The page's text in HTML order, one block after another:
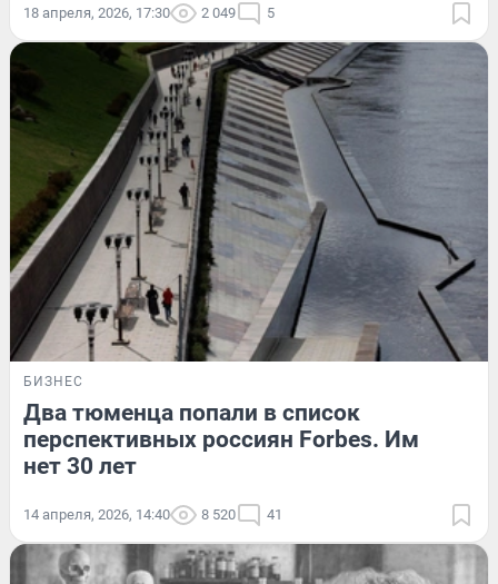
18 апреля, 2026, 17:30 2 049 5
БИЗНЕС
Два тюменца попали в список
перспективных россиян Forbes. Им
нет 30 лет
14 апреля, 2026, 14:40 8 520 41